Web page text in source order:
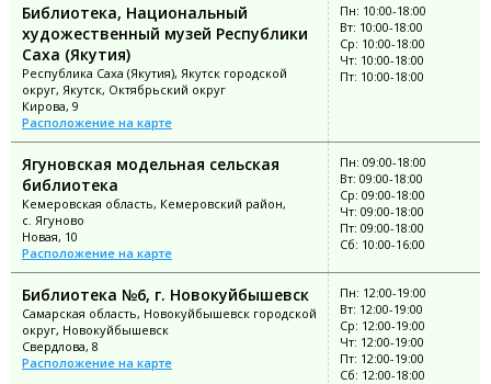
Библиотека, Национальный
художественный музей Республики
Саха (Якутия)
Республика Саха (Якутия), Якутск городской
округ, Якутск, Октябрьский округ
Кирова, 9
Расположение на карте
Пн: 10:00-18:00
Вт: 10:00-18:00
Ср: 10:00-18:00
Чт: 10:00-18:00
Пт: 10:00-18:00
Ягуновская модельная сельская
библиотека
Кемеровская область, Кемеровский район,
с. Ягуново
Новая, 10
Расположение на карте
Пн: 09:00-18:00
Вт: 09:00-18:00
Ср: 09:00-18:00
Чт: 09:00-18:00
Пт: 09:00-18:00
Сб: 10:00-16:00
Библиотека №6, г. Новокуйбышевск
Самарская область, Новокуйбышевск городской
округ, Новокуйбышевск
Свердлова, 8
Расположение на карте
Пн: 12:00-19:00
Вт: 12:00-19:00
Ср: 12:00-19:00
Чт: 12:00-19:00
Пт: 12:00-19:00
Сб: 12:00-18:00